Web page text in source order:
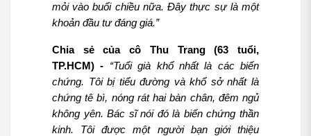
mỏi vào buổi chiều nữa. Đây thực sự là một
khoản đầu tư đáng giá.”
Chia sẻ của cô Thu Trang (63 tuổi,
TP.HCM) - “Tuổi già khổ nhất là các biến
chứng. Tôi bị tiểu đường và khổ sở nhất là
chứng tê bì, nóng rát hai bàn chân, đêm ngủ
không yên. Bác sĩ nói đó là biến chứng thần
kinh. Tôi được một người bạn giới thiệu